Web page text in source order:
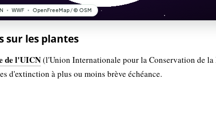
sur les plantes
de l'UICN(l'Union Internationale pour la Conservation de la
d'extinction à plus ou moins brève échéance.